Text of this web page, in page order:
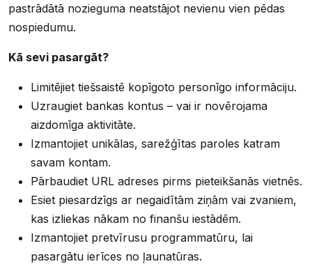
pastrādātā nozieguma neatstājot nevienu vien pēdas
nospiedumu.
Kā sevi pasargāt?
Limitējiet tiešsaistē kopīgoto personīgo informāciju.
Uzraugiet bankas kontus – vai ir novērojama
aizdomīga aktivitāte.
Izmantojiet unikālas, sarežģītas paroles katram
savam kontam.
Pārbaudiet URL adreses pirms pieteikšanās vietnēs.
Esiet piesardzīgs ar negaidītām ziņām vai zvaniem,
kas izliekas nākam no finanšu iestādēm.
Izmantojiet pretvīrusu programmatūru, lai
pasargātu ierīces no ļaunatūras.